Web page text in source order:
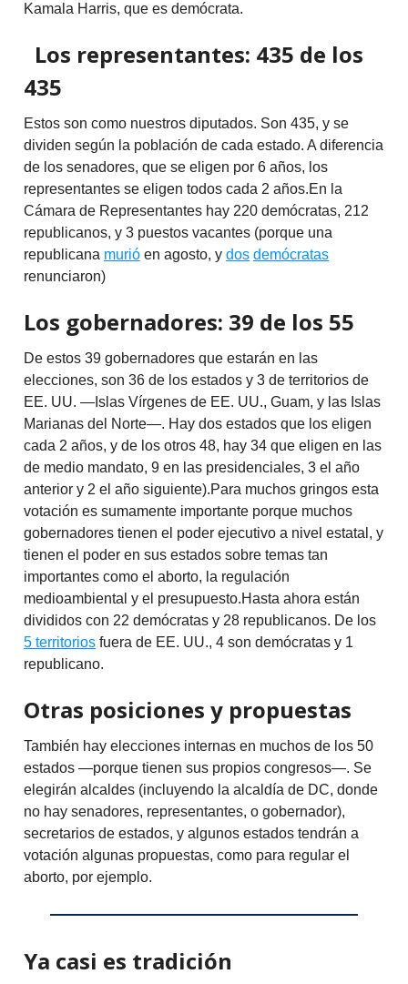
Kamala Harris, que es demócrata.
Los representantes: 435 de los
435
Estos son como nuestros diputados. Son 435, y se
dividen según la población de cada estado. A diferencia
de los senadores, que se eligen por 6 años, los
representantes se eligen todos cada 2 años.En la
Cámara de Representantes hay 220 demócratas, 212
republicanos, y 3 puestos vacantes (porque una
republicana murió en agosto, y dos demócratas
renunciaron)
Los gobernadores: 39 de los 55
De estos 39 gobernadores que estarán en las
elecciones, son 36 de los estados y 3 de territorios de
EE. UU. —Islas Vírgenes de EE. UU., Guam, y las Islas
Marianas del Norte—. Hay dos estados que los eligen
cada 2 años, y de los otros 48, hay 34 que eligen en las
de medio mandato, 9 en las presidenciales, 3 el año
anterior y 2 el año siguiente).Para muchos gringos esta
votación es sumamente importante porque muchos
gobernadores tienen el poder ejecutivo a nivel estatal, y
tienen el poder en sus estados sobre temas tan
importantes como el aborto, la regulación
medioambiental y el presupuesto.Hasta ahora están
divididos con 22 demócratas y 28 republicanos. De los
5 territorios fuera de EE. UU., 4 son demócratas y 1
republicano.
Otras posiciones y propuestas
También hay elecciones internas en muchos de los 50
estados —porque tienen sus propios congresos—. Se
elegirán alcaldes (incluyendo la alcaldía de DC, donde
no hay senadores, representantes, o gobernador),
secretarios de estados, y algunos estados tendrán a
votación algunas propuestas, como para regular el
aborto, por ejemplo.
Ya casi es tradición